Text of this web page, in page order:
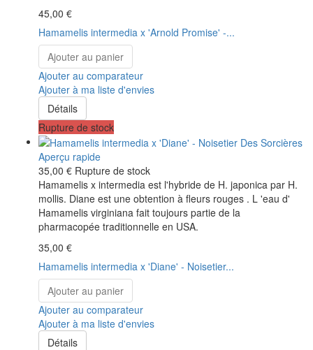
45,00 €
Hamamelis intermedia x 'Arnold Promise' -...
Ajouter au panier
Ajouter au comparateur
Ajouter à ma liste d'envies
Détails
Rupture de stock
Aperçu rapide
35,00 € Rupture de stock
Hamamelis x intermedia est l'hybride de H. japonica par H.
mollis. Diane est une obtention à fleurs rouges . L 'eau d'
Hamamelis virginiana fait toujours partie de la
pharmacopée traditionnelle en USA.
35,00 €
Hamamelis intermedia x 'Diane' - Noisetier...
Ajouter au panier
Ajouter au comparateur
Ajouter à ma liste d'envies
Détails